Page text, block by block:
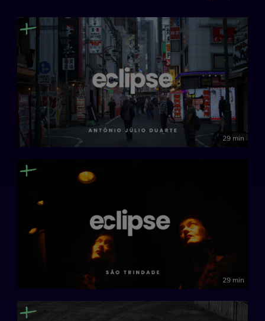
29 min
29 min